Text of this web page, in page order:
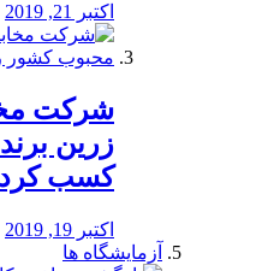
اکتبر 21, 2019
شرکت
زرین
کسب کرد
اکتبر 19, 2019
آزمایشگاه ها